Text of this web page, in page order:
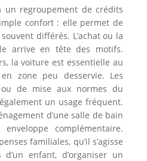
un regroupement de crédits
confort : elle permet de
différés. L’achat ou la
arrive en tête des motifs.
la voiture est essentielle au
zone peu desservie. Les
ou de mise aux normes du
un usage fréquent.
d’une salle de bain
complémentaire.
familiales, qu’il s’agisse
enfant, d’organiser un